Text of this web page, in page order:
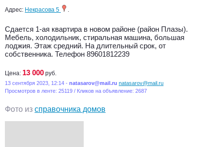
Адрес: Некрасова 5 .
Сдается 1-ая квартира в новом районе (район Плазы).
Мебель, холодильник, стиральная машина, большая
лоджия. Этаж средний. На длительный срок, от
собственника. Телефон 89601812239
Цена: 13 000 руб.
13 сентября 2023, 12:14 - natasarov@mail.ru natasarov@mail.ru
Просмотров в ленте: 25119 / Кликов на объявление: 2687
Фото из справочника домов